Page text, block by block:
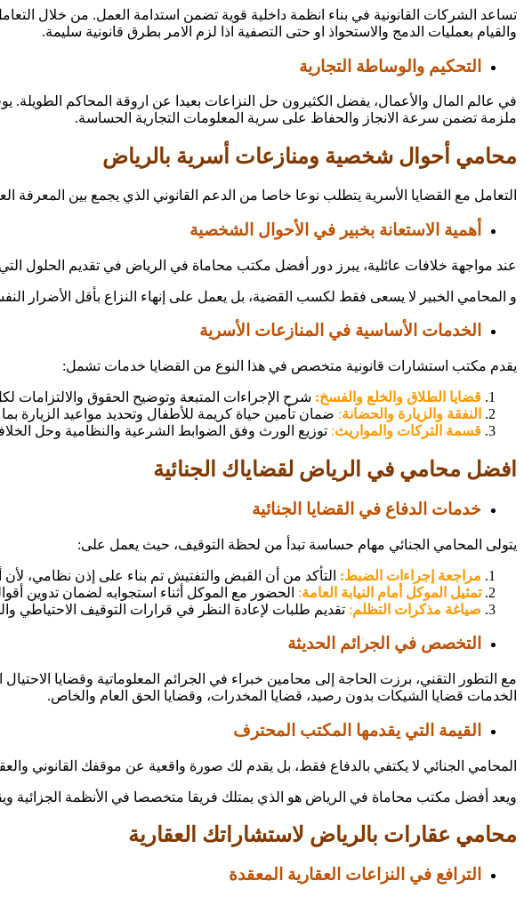
تساعد الشركات القانونية في بناء انظمة داخلية قوية تضمن استدامة العمل. من خلال
والقيام بعمليات الدمج والاستحواذ او حتى التصفية اذا لزم الامر بطرق قانونية سليمة.
التحكيم والوساطة التجارية
في عالم المال والأعمال، يفضل الكثيرون حل النزاعات بعيدا عن اروقة المحاكم
ملزمة تضمن سرعة الانجاز والحفاظ على سرية المعلومات التجارية الحساسة.
محامي أحوال شخصية ومنازعات أسرية بالرياض
التعامل مع القضايا الأسرية يتطلب نوعا خاصا من الدعم القانوني الذي يجمع بين
أهمية الاستعانة بخبير في الأحوال الشخصية
عند مواجهة خلافات عائلية، يبرز دور أفضل مكتب محاماة في الرياض في تقديم الحلول
و المحامي الخبير لا يسعى فقط لكسب القضية، بل يعمل على إنهاء النزاع بأقل الأضرار
الخدمات الأساسية في المنازعات الأسرية
يقدم مكتب استشارات قانونية متخصص في هذا النوع من القضايا خدمات تشمل:
قضايا الطلاق والخلع والفسخ: شرح الإجراءات المتبعة وتوضيح الحقوق
النفقة والزيارة والحضانة: ضمان تأمين حياة كريمة للأطفال وتحديد مواعيد الزيارة
قسمة التركات والمواريث: توزيع الورث وفق الضوابط الشرعية والنظامية وحل
افضل محامي في الرياض لقضاياك الجنائية
خدمات الدفاع في القضايا الجنائية
يتولى المحامي الجنائي مهام حساسة تبدأ من لحظة التوقيف، حيث يعمل على:
مراجعة إجراءات الضبط: التأكد من أن القبض والتفتيش تم بناء على إذن نظامي،
تمثيل الموكل أمام النيابة العامة: الحضور مع الموكل أثناء استجوابه لضمان تدوين
صياغة مذكرات التظلم: تقديم طلبات لإعادة النظر في قرارات التوقيف الاحتياطي
التخصص في الجرائم الحديثة
مع التطور التقني، برزت الحاجة إلى محامين خبراء في الجرائم المعلوماتية وقضايا
الخدمات قضايا الشيكات بدون رصيد، قضايا المخدرات، وقضايا الحق العام والخاص.
القيمة التي يقدمها المكتب المحترف
المحامي الجنائي لا يكتفي بالدفاع فقط، بل يقدم لك صورة واقعية عن موقفك القانوني
ويعد أفضل مكتب محاماة في الرياض هو الذي يمتلك فريقا متخصصا في الأنظمة الجزائية
محامي عقارات بالرياض لاستشاراتك العقارية
الترافع في النزاعات العقارية المعقدة